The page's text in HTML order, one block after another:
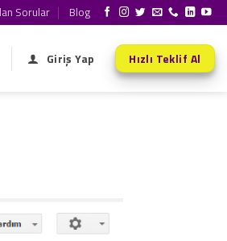
Sorular Blog
Giriş Yap Hızlı Teklif Al